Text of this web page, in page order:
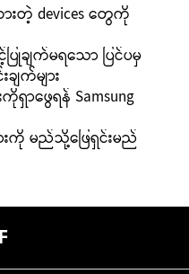
းတဲ့ devices တွေကို
ပြုချက်မရသော ပြင်ပမှ
က်များ
ာဖွေရန် Samsung
းကို မည်သို့ဖြေရှင်းမည်